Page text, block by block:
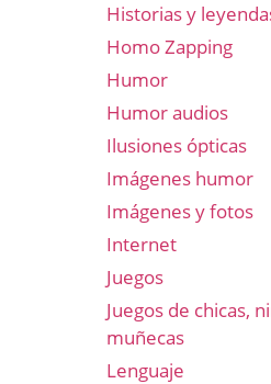
Historias y
Homo Zapping
Humor
Humor audios
Ilusiones ópticas
Imágenes humor
Imágenes y fotos
Internet
Juegos
Juegos de chicas,
muñecas
Lenguaje